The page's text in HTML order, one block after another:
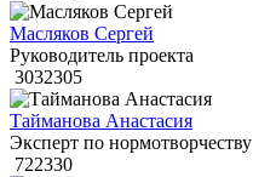
Масляков Сергей
Руководитель проекта
3032305
Тайманова Анастасия
Эксперт по нормотворчеству
722330